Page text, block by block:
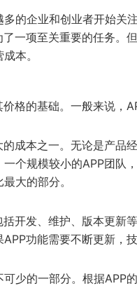
的企业和创业者开始关
一项至关重要的任务。
本。
格的基础。一般来说，
成本之一。无论是产品
个规模较小的APP团队
大的部分。
开发、维护、版本更新
功能需要不断更新，
少的一部分。根据APP